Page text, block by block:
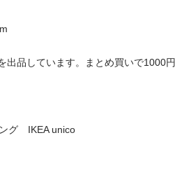
出品しています。まとめ買いで1000円
グ　IKEA unico